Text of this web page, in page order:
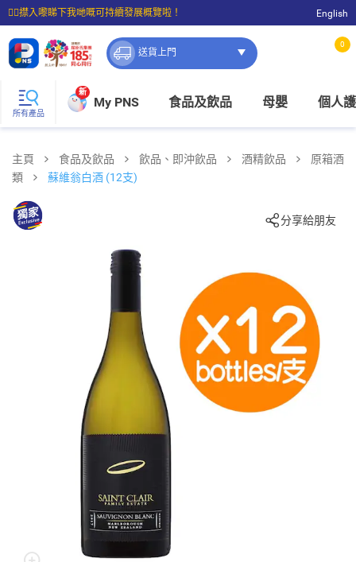
☝🏼㩒入嚟睇下我哋嘅可持續發展概覽啦！
⭐購物滿$399即享免費送貨；滿$100即可免費店取。
English
送貨上門
0
所有產品
新
My PNS 食品及飲品 母嬰 個人
主頁 食品及飲品 飲品、即沖飲品 酒精飲品
原箱酒
類
蘇維翁白酒 (12支)
分享給朋友